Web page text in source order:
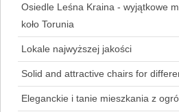
Osiedle Leśna Kraina - wyjątkowe
koło Torunia
Lokale najwyższej jakości
Solid and attractive chairs for
Eleganckie i tanie mieszkania z